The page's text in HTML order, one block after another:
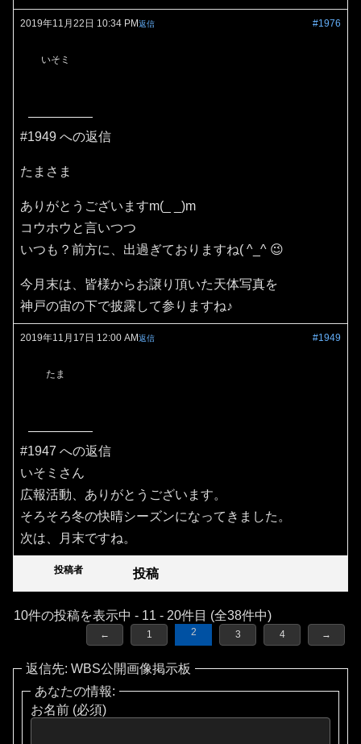
2019年11月22日 10:34 PM #1976
返信
いそミ
#1949 への返信
たまさま
ありがとうございますm(_ _)m
コウホウと言いつつ
いつも？前方に、出過ぎておりますね( ^_^ 😉
今月末は、皆様からお譲り頂いた天体写真を
神戸の宙の下で披露して参りますね♪
2019年11月17日 12:00 AM #1949
返信
たま
#1947 への返信
いそミさん
広報活動、ありがとうございます。
そろそろ冬の快晴シーズンになってきました。
次は、月末ですね。
投稿者 投稿
10件の投稿を表示中 - 11 - 20件目 (全38件中)
← 1 2 3 4 →
返信先: WBS公開画像掲示板
あなたの情報:
お名前 (必須)